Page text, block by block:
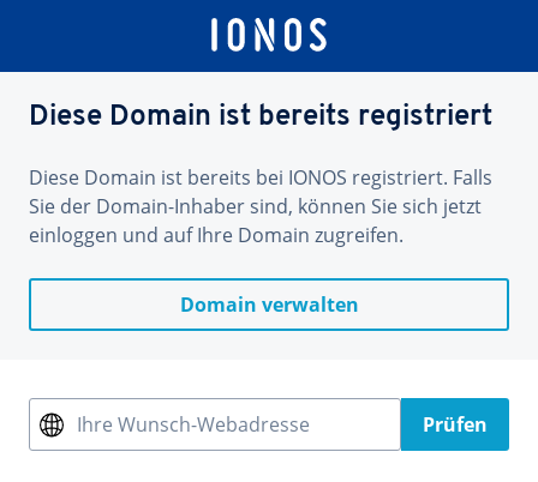
Diese Domain ist bereits registriert
Diese Domain ist bereits bei IONOS registriert. Falls
Sie der Domain-Inhaber sind, können Sie sich jetzt
einloggen und auf Ihre Domain zugreifen.
Domain verwalten
Ihre Wunsch-Webadresse Prüfen